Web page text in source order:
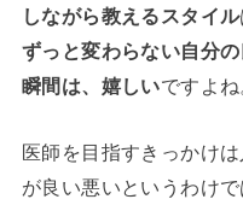
しながら教えるスタイル
ずっと変わらない自分
瞬間は、嬉しいですよね
医師を目指すきっかけ
が良い悪いというわけ